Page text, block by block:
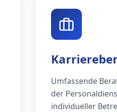
Umfassende
der
individueller